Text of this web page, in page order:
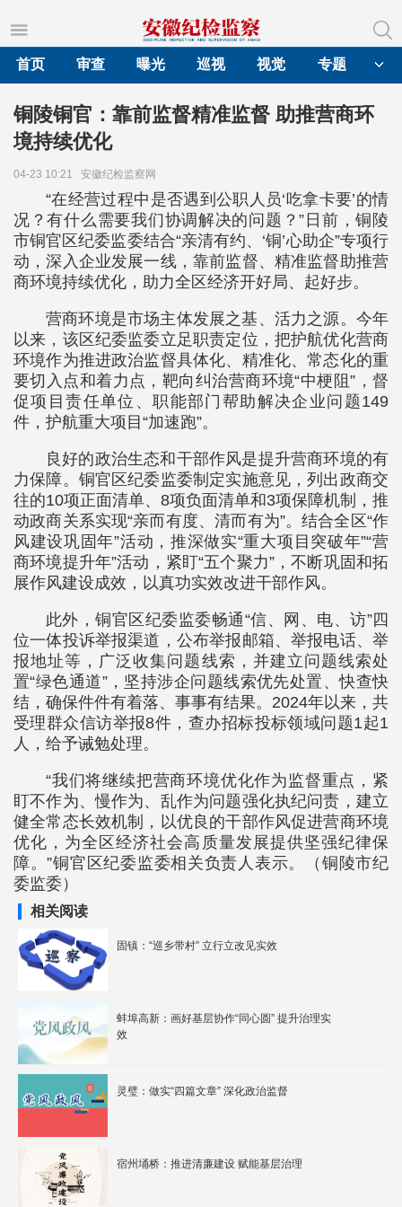
首页
审查 曝光 巡视 视觉 专题
铜陵铜官：靠前监督精准监督 助推营商环
境持续优化
04-23 10:21 安徽纪检监察网
“在经营过程中是否遇到公职人员‘吃拿卡要’的情
况？有什么需要我们协调解决的问题？”日前，铜陵
市铜官区纪委监委结合“亲清有约、‘铜’心助企”专项行
动，深入企业发展一线，靠前监督、精准监督助推营
商环境持续优化，助力全区经济开好局、起好步。
营商环境是市场主体发展之基、活力之源。今年
以来，该区纪委监委立足职责定位，把护航优化营商
环境作为推进政治监督具体化、精准化、常态化的重
要切入点和着力点，靶向纠治营商环境“中梗阻”，督
促项目责任单位、职能部门帮助解决企业问题149
件，护航重大项目“加速跑”。
良好的政治生态和干部作风是提升营商环境的有
力保障。铜官区纪委监委制定实施意见，列出政商交
往的10项正面清单、8项负面清单和3项保障机制，推
动政商关系实现“亲而有度、清而有为”。结合全区“作
风建设巩固年”活动，推深做实“重大项目突破年”“营
商环境提升年”活动，紧盯“五个聚力”，不断巩固和拓
展作风建设成效，以真功实效改进干部作风。
此外，铜官区纪委监委畅通“信、网、电、访”四
位一体投诉举报渠道，公布举报邮箱、举报电话、举
报地址等，广泛收集问题线索，并建立问题线索处
置“绿色通道”，坚持涉企问题线索优先处置、快查快
结，确保件件有着落、事事有结果。2024年以来，共
受理群众信访举报8件，查办招标投标领域问题1起1
人，给予诫勉处理。
“我们将继续把营商环境优化作为监督重点，紧
盯不作为、慢作为、乱作为问题强化执纪问责，建立
健全常态长效机制，以优良的干部作风促进营商环境
优化，为全区经济社会高质量发展提供坚强纪律保
障。”铜官区纪委监委相关负责人表示。（铜陵市纪
委监委）
相关阅读
固镇：“巡乡带村” 立行立改见实效
蚌埠高新：画好基层协作“同心圆” 提升治理实
效
灵璧：做实“四篇文章” 深化政治监督
宿州埇桥：推进清廉建设 赋能基层治理